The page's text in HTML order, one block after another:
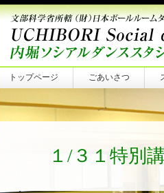
トップページ ごあいさつ
１/３１特別